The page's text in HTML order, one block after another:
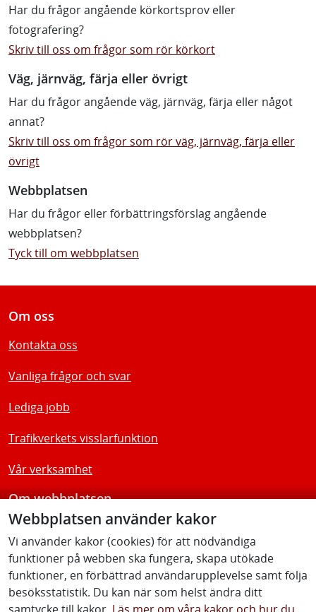
Webbplatsen använder kakor
Vi använder kakor (cookies) för att nödvändiga
funktioner på webben ska fungera, skapa utökade
funktioner, en förbättrad användarupplevelse samt följa
besöksstatistik. Du kan när som helst ändra ditt
Har du frågor angående körkortsprov eller
fotografering?
Skriv till oss om frågor som rör körkort
Väg, järnväg, färja eller övrigt
Har du frågor angående väg, järnväg, färja eller något
annat?
Skriv till oss om frågor som rör väg, järnväg, färja eller
övrigt
Webbplatsen
Har du frågor eller förbättringsförslag angående
webbplatsen?
Tyck till om webbplatsen
Om oss
Kontakta oss
Vanliga frågor och svar
Lediga jobb
Trafikverkets visslarfunktion
Vår verksamhet
Om webbplatsen
Tillgänglighetsredogörelse
Följ oss